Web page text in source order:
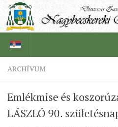
PÜSPÖK
TÖRTÉNELEM
ARCHÍVUM
Emlékmise és
LÁSZLÓ 90.